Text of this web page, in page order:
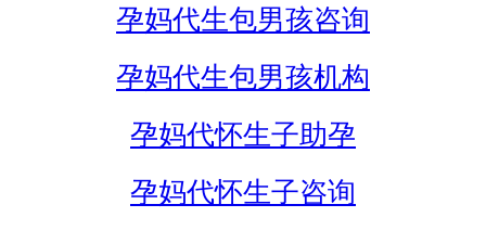
孕妈代生包男孩咨询
孕妈代生包男孩机构
孕妈代怀生子助孕
孕妈代怀生子咨询